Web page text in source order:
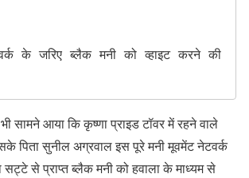
के जरिए ब्लैक मनी को व्हाइट करने की
सामने आया कि कृष्णा प्राइड टॉवर में रहने वाले
पिता सुनील अग्रवाल इस पूरे मनी मूवमेंट नेटवर्क
से प्राप्त ब्लैक मनी को हवाला के माध्यम से